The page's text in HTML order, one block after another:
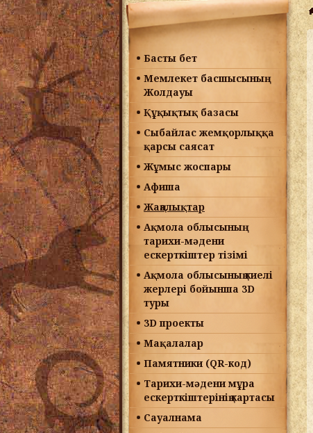
Басты бет
Мемлекет басшысының
Жолдауы
Құқықтық базасы
Сыбайлас жемқорлыққа
қарсы саясат
Жұмыс жоспары
Афиша
Жаңалықтар
Ақмола облысының
тарихи-мәдени
ескерткіштер тізімі
Ақмола облысының киелі
жерлері бойынша 3D
туры
3D проекты
Мақалалар
Памятники (QR-код)
Тарихи-мәдени мұра
ескерткіштерінің картасы
Сауалнама